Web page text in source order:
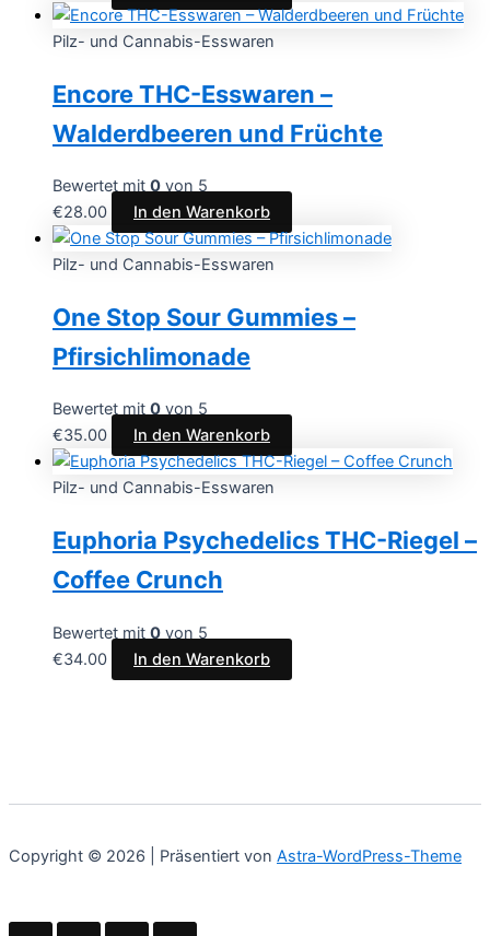
Pilz- und Cannabis-Esswaren
Encore THC-Esswaren –
Walderdbeeren und Früchte
Bewertet mit 0 von 5
€28.00 In den Warenkorb
Pilz- und Cannabis-Esswaren
One Stop Sour Gummies –
Pfirsichlimonade
Bewertet mit 0 von 5
€35.00 In den Warenkorb
Pilz- und Cannabis-Esswaren
Euphoria Psychedelics THC-Riegel –
Coffee Crunch
Bewertet mit 0 von 5
€34.00 In den Warenkorb
Copyright © 2026 | Präsentiert von Astra-WordPress-Theme